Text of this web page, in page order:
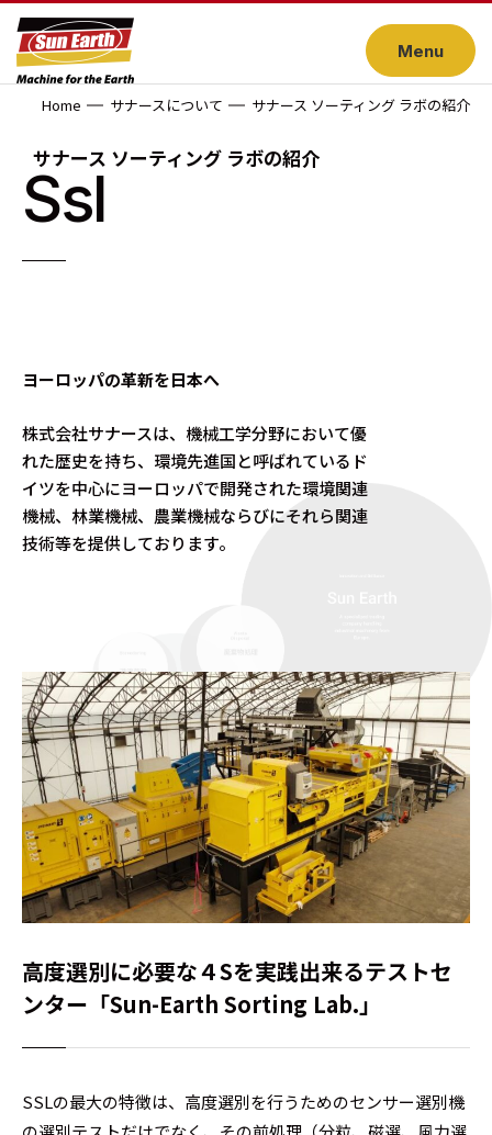
Menu
Home サナースについて サナース ソーティング ラボの紹介
サナース ソーティング ラボの紹介
Ssl
ヨーロッパの革新を日本へ
株式会社サナースは、機械工学分野において優
れた歴史を持ち、環境先進国と呼ばれているド
イツを中心にヨーロッパで開発された環境関連
機械、林業機械、農業機械ならびにそれら関連
技術等を提供しております。
高度選別に必要な４Sを実践出来るテストセ
ンター「Sun-Earth Sorting Lab.」
SSLの最大の特徴は、高度選別を行うためのセンサー選別機